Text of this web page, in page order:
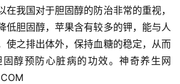
在我国对于胆固醇的防治非常的重视，
低胆固醇，苹果含有较多的钾，能与人
使之排出体外，保持血糖的稳定，从而
醇预防心脏病的功效。神奇养生网